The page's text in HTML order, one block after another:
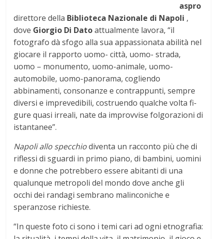
aspro
direttore della Biblioteca Nazionale di Napoli ,
dove Giorgio Di Datoattualmente lavora, “il
fotografo dà sfogo alla sua appassionata abilità nel
giocare il rapporto uomo- città, uomo- strada,
uomo – monu­mento, uomo-animale, uomo-
automobile, uomo-panorama, cogliendo
abbinamenti, consonanze e contrappunti, sempre
diversi e imprevedibili, costruendo qualche volta fi­
gure quasi irreali, nate da improvvise folgo­razioni di
istantanee”.
Napoli allo specchiodiventa un racconto più che di
riflessi di sguardi in primo piano, di bambini, uomini
e donne che potrebbero essere abitanti di una
qualunque metropoli del mondo dove anche gli
occhi dei randagi sembrano malinconiche e
speranzose richieste.
“In queste foto ci sono i temi cari ad ogni etnografia: